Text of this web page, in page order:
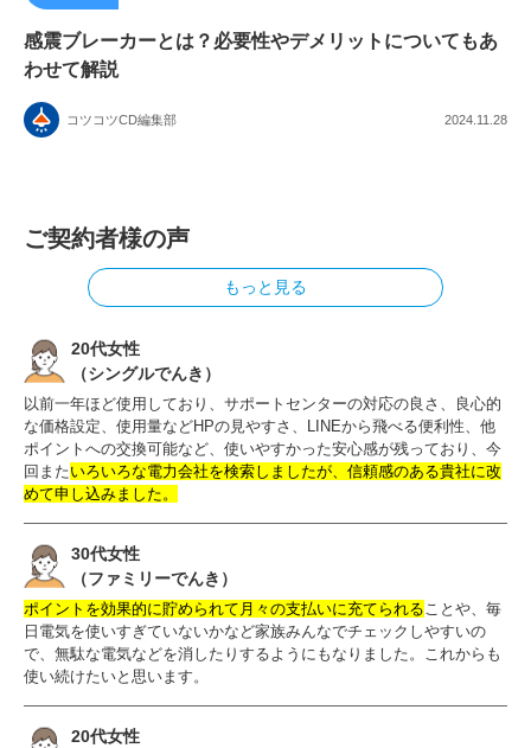
感震ブレーカーとは？必要性やデメリットについてもあ
わせて解説
コツコツCD編集部 2024.11.28
ご契約者様の声
もっと見る
20代女性
（シングルでんき）
以前一年ほど使用しており、サポートセンターの対応の良さ、良心的
な価格設定、使用量などHPの見やすさ、LINEから飛べる便利性、他
ポイントへの交換可能など、使いやすかった安心感が残っており、今
回またいろいろな電力会社を検索しましたが、信頼感のある貴社に改
めて申し込みました。
30代女性
（ファミリーでんき）
ポイントを効果的に貯められて月々の支払いに充てられることや、毎
日電気を使いすぎていないかなど家族みんなでチェックしやすいの
で、無駄な電気などを消したりするようにもなりました。これからも
使い続けたいと思います。
20代女性